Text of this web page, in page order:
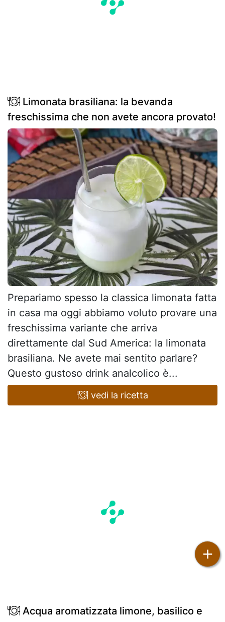
Limonata brasiliana: la bevanda
freschissima che non avete ancora provato!
Prepariamo spesso la classica limonata fatta
in casa ma oggi abbiamo voluto provare una
freschissima variante che arriva
direttamente dal Sud America: la limonata
brasiliana. Ne avete mai sentito parlare?
Questo gustoso drink analcolico è...
vedi la ricetta
Acqua aromatizzata limone, basilico e
+